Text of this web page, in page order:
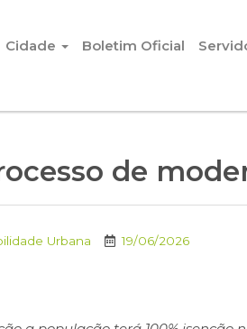
Cidade Boletim Oficial
de
Urbana 19/06/2026